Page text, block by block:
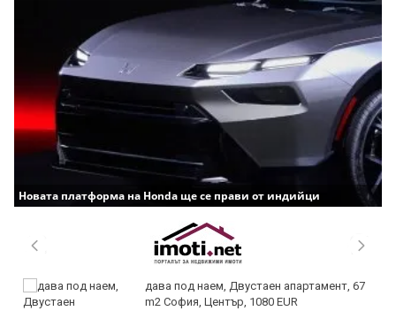
Новата платформа на Honda ще се прави от индийци
дава под наем, Двустаен апартамент, 67
m2 София, Център, 1080 EUR